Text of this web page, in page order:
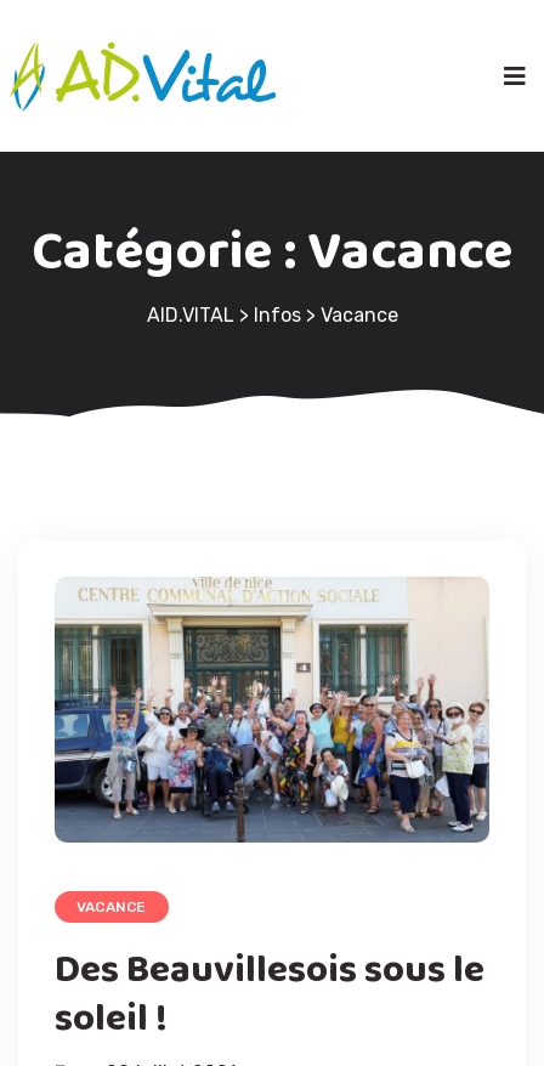
Catégorie :Vacance
AID.VITAL> Infos> Vacance
VACANCE
Des Beauvillesois sous le
soleil !